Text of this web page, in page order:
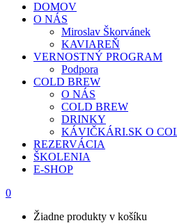
DOMOV
O NÁS
Miroslav Škorvánek
KAVIAREŇ
VERNOSTNÝ PROGRAM
Podpora
COLD BREW
O NÁS
COLD BREW
DRINKY
KÁVIČKÁRI.SK O
REZERVÁCIA
ŠKOLENIA
E-SHOP
0
Žiadne produkty v košíku